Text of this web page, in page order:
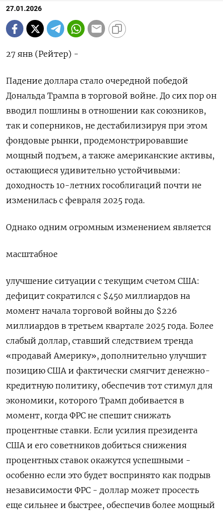
27.01.2026
27 янв (Рейтер) -
Падение доллара стало очередной победой
Дональда Трампа в торговой войне. До сих пор он
вводил пошлины ⁠в отношении как союзников,
так и соперников, не дестабилизируя при этом
фондовые рынки, продемонстрировавшие
мощный подъем, а также американские активы,
⁠остающиеся удивительно устойчивыми: ​
доходность 10-летних гособлигаций почти ⁠не
изменилась с февраля 2025 года.
Однако одним огромным изменением ⁠является
масштабное
улучшение ситуации с текущим счетом США:
дефицит сократился с $450 миллиардов ‌на
момент начала торговой войны до $226
миллиардов в ‍третьем квартале 2025 года. Более
слабый доллар, ставший ‌следствием тренда
«продавай Америку», дополнительно улучшит
позицию США ​и фактически смягчит денежно-
кредитную политику, обеспечив тот стимул для
экономики, которого Трамп добивается в
момент, ⁠когда ФРС не спешит ‍снижать
процентные ставки. Если усилия президента
США и его советников ‌добиться снижения
процентных ставок окажутся успешными -
особенно если это будет воспринято как подрыв
независимости ФРС - доллар может просесть
еще сильнее и быстрее, обеспечив более мощный